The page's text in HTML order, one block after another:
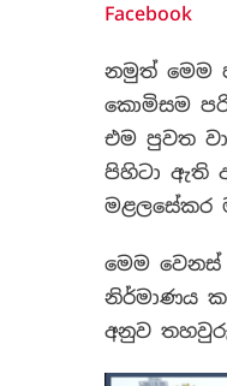
Facebook
නමුත් මෙම
කොමිසම
එම පුවත
පිහිටා ඇති
මළලසේකර
මෙම
නිර්මාණය
අනුව